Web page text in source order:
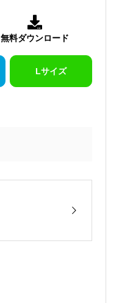

無料ダウンロード
Lサイズ